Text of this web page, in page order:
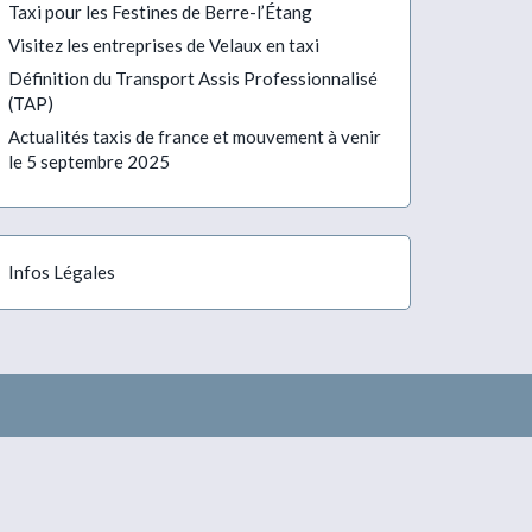
21.53 22.36
23.24
21.59 22.41
23.29
22.04 22.46
23.35
Taxi pour les Festines de Berre-l’Étang
Visitez les entreprises de Velaux en taxi
Définition du Transport Assis Professionnalisé
(TAP)
Actualités taxis de france et mouvement à venir
le 5 septembre 2025
Infos Légales